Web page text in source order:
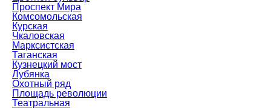
Проспект Мира
Комсомольская
Курская
Чкаловская
Марксистская
Таганская
Кузнецкий мост
Лубянка
Охотный ряд
Площадь революции
Театральная